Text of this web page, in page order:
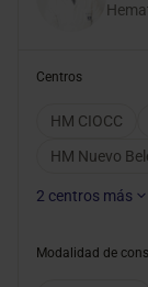
Centros
HM CIOCC
HM Nuevo
2 centros más
Modalidad de